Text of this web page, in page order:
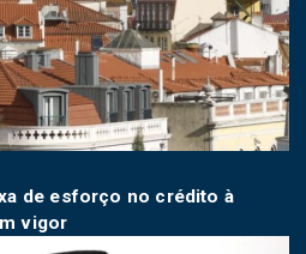
de esforço no crédito à
vigor